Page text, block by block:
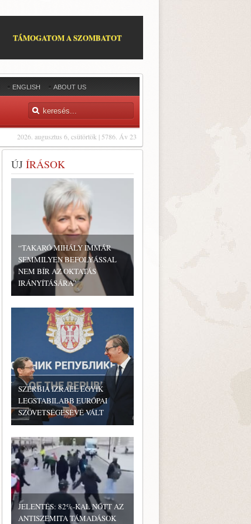
TÁMOGATOM A SZOMBATOT
ENGLISH ABOUT US
2026. augusztus 6, csütörtök | 5786. Áv 23
ÚJ ÍRÁSOK
“TAKARÓ MIHÁLY IMMÁR
SEMMILYEN BEFOLYÁSSAL
NEM BÍR AZ OKTATÁS
IRÁNYÍTÁSÁRA”
SZERBIA IZRAEL EGYIK
LEGSTABILABB EURÓPAI
SZÖVETSÉGESÉVÉ VÁLT
JELENTÉS: 82%-KAL NŐTT AZ
ANTISZEMITA TÁMADÁSOK